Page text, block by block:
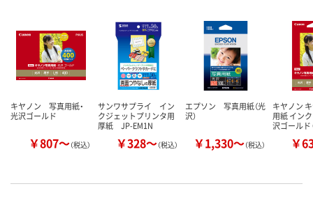
キヤノン 写真用紙・
光沢ゴールド
￥807～（税込）
サンワサプライ イン
クジェットプリンタ用
厚紙 JP-EM1N
￥328～（税込）
エプソン 写真用紙（光
沢）
￥1,330～（税込）
キヤノン
用紙 イン
沢ゴール
￥